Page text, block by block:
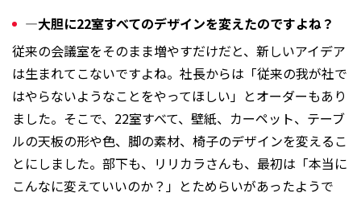
―大胆に22室すべてのデザインを変えたのですよね？
従来の会議室をそのまま増やすだけだと、新しいアイデア
は生まれてこないですよね。社長からは「従来の我が社で
はやらないようなことをやってほしい」とオーダーもあり
ました。そこで、22室すべて、壁紙、カーペット、テーブ
ルの天板の形や色、脚の素材、椅子のデザインを変えるこ
とにしました。部下も、リリカラさんも、最初は「本当に
こんなに変えていいのか？」とためらいがあったようで